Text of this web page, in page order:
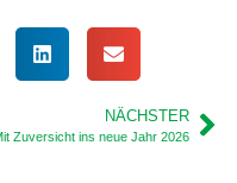
NÄCHSTER
Zuversicht ins neue Jahr 2026